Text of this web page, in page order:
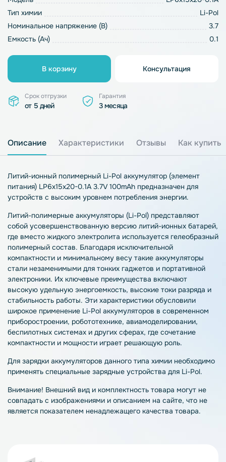
Тип химии
Li-Pol
Номинальное напряжение (В)
3.7
Емкость (Ач)
0.1
В корзину Консультация
Срок отгрузки
от 5 дней
Гарантия
3 месяца
Описание Характеристики Отзывы Как купить
Литий-ионный полимерный Li-Pol аккумулятор (элемент
питания) LP6x15x20-0.1A 3.7V 100mAh предназначен для
устройств с высоким уровнем потребления энергии.
Литий-полимерные аккумуляторы (Li-Pol) представляют
собой усовершенствованную версию литий-ионных батарей,
где вместо жидкого электролита используется гелеобразный
полимерный состав. Благодаря исключительной
компактности и минимальному весу такие аккумуляторы
стали незаменимыми для тонких гаджетов и портативной
электроники. Их ключевые преимущества включают
высокую удельную энергоемкость, высокие токи разряда и
стабильность работы. Эти характеристики обусловили
широкое применение Li-Pol аккумуляторов в современном
приборостроении, робототехнике, авиамоделировании,
беспилотных системах и других сферах, где сочетание
компактности и мощности играет решающую роль.
Для зарядки аккумуляторов данного типа химии необходимо
применять специальные зарядные устройства для Li-Pol.
Внимание! Внешний вид и комплектность товара могут не
совпадать с изображениями и описанием на сайте, что не
является показателем ненадлежащего качества товара.